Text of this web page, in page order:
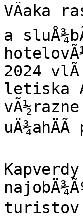
VÄaka
a
2024
letiska
turistov